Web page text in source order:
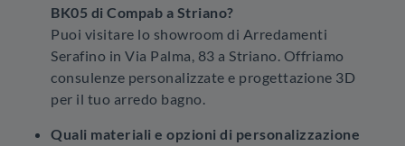
BK05 di Compab a Striano?
Puoi visitare lo showroom di Arredamenti
Serafino in Via Palma, 83 a Striano. Offriamo
consulenze personalizzate e progettazione 3D
per il tuo arredo bagno.
Quali materiali e opzioni di personalizzazione